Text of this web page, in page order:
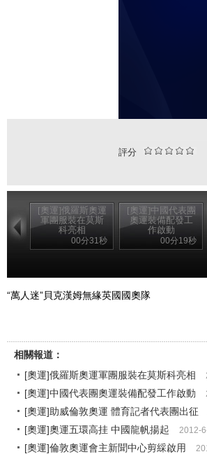
評分
[奧運]俄羅斯奧運
軍團服裝在莫斯
科亮相
00分31秒
[奧運]中國代表團
奧運裝備配發工
作啟動
00分19秒
“萬人迷”貝克漢姆無緣英國國奧隊
相關報道：
[奧運]俄羅斯奧運軍團服裝在莫斯科亮相
[奧運]中國代表團奧運裝備配發工作啟動
[奧運]助威倫敦奧運 體育記者代表團出征
[奧運]奧運五環高挂 中國龍帆揚起 2012-
[奧運]倫敦奧運會主新聞中心剪綵啟用